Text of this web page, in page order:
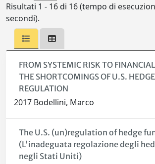
Risultati 1 - 16 di 16 (tempo di
secondi).
FROM SYSTEMIC RISK TO
THE SHORTCOMINGS OF U.S.
REGULATION
2017 Bodellini, Marco
The U.S. (un)regulation of hedge
(L'inadeguata regolazione degli
negli Stati Uniti)